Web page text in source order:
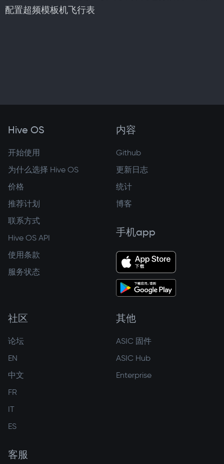
配置超频模板机飞行表
Hive OS
开始使用
为什么选择 Hive OS
价格
推荐计划
联系方式
Hive OS API
使用条款
服务状态
内容
Github
更新日志
统计
博客
手机app
社区
论坛
EN
中文
FR
IT
ES
其他
ASIC 固件
ASIC Hub
Enterprise
客服